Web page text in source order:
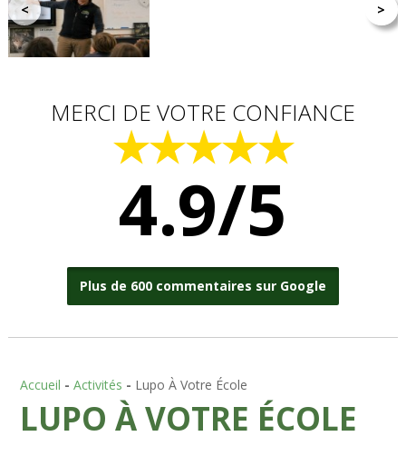
< >
MERCI DE VOTRE CONFIANCE
★★★★★
4.9/5
Plus de 600 commentaires sur Google
Accueil - Activités - Lupo À Votre École
LUPO À VOTRE ÉCOLE